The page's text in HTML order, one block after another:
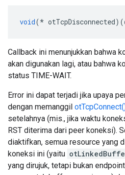
void(* otTcpDisconnected)(
Callback ini menunjukkan bahwa
akan digunakan lagi, atau bahwa
status TIME-WAIT.
Error ini dapat terjadi jika upaya
dengan memanggil
setelahnya (mis., jika waktu
RST diterima dari peer koneksi).
diaktifkan, semua resource yang
koneksi ini (yaitu
yang dirujuk, tetapi bukan